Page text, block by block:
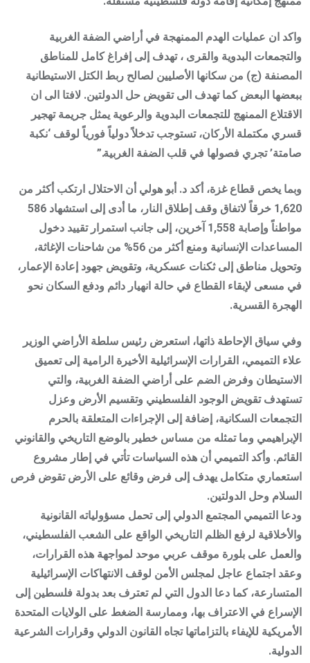
واكد ان عمليات الهدم الممنهجة في أراضي الضفة الغربية
والتجمعات البدوية والقرى ، تهدف إلى إفراغ كامل للمناطق
المصنفة (ج) من سكانها الأصليين لصالح ربط الكتل الاستيطانية
ببعضها البعض كما تهدف الى تقويض حل الدولتين. لافتا الى ان
الاقتلاع الممنهج للتجمعات البدوية والرعوية يمثل جريمة تهجير
قسري مكتملة الأركان، تستوجب تدخلاً دولياً فورياً لوقف ‘نكبة
صامتة’ تجري فصولها في قلب الضفة الغربية.”
وبما يخص قطاع غزة، أكد د. أبو هولي أن الاحتلال ارتكب أكثر من
1,620 خرقاً لاتفاق وقف إطلاق النار، ما أدى إلى استشهاد 586
مواطناً وإصابة 1,558 آخرين، إلى جانب استمرار تقييد دخول
المساعدات الإنسانية ومنع أكثر من 56% من شاحنات الإغاثة،
وتحويل مناطق إلى ثكنات عسكرية، وتقويض جهود إعادة الإعمار،
في مسعى لإبقاء القطاع في حالة انهيار دائم ودفع السكان نحو
الهجرة القسرية.
وفي سياق الإحاطة ذاتها، استعرض رئيس سلطة الأراضي الوزير
علاء التميمي، القرارات الإسرائيلية الأخيرة الرامية إلى تعميق
الاستيطان وفرض الضم على أراضي الضفة الغربية، والتي
تستهدف تقويض الوجود الفلسطيني وتقسيم الأرض وعزل
التجمعات السكانية، إضافة إلى الإجراءات المتعلقة بالحرم
الإبراهيمي وما تمثله من مساس خطير بالوضع التاريخي والقانوني
القائم. وأكد التميمي أن هذه السياسات تأتي في إطار مشروع
استعماري متكامل يهدف إلى فرض وقائع على الأرض تقوض فرص
السلام وحل الدولتين.
ودعا التميمي المجتمع الدولي إلى تحمل مسؤولياته القانونية
والأخلاقية لرفع الظلم التاريخي الواقع على الشعب الفلسطيني،
والعمل على بلورة موقف عربي موحد لمواجهة هذه القرارات،
وعقد اجتماع عاجل لمجلس الأمن لوقف الانتهاكات الإسرائيلية
المتسارعة، كما دعا الدول التي لم تعترف بعد بدولة فلسطين إلى
الإسراع في الاعتراف بها، وممارسة الضغط على الولايات المتحدة
الأمريكية للإيفاء بالتزاماتها تجاه القانون الدولي وقرارات الشرعية
الدولية.